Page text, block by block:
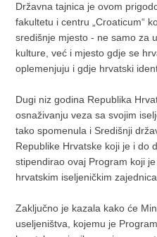
Državna tajnica je ovom
fakultetu i centru „Croaticum“
središnje mjesto - ne samo za
kulture, već i mjesto gdje se
oplemenjuju i gdje hrvatski
Dugi niz godina Republika
osnaživanju veza sa svojim
tako spomenula i Središnji
Republike Hrvatske koji je i do
stipendirao ovaj Program koji
hrvatskim iseljeničkim
Zaključno je kazala kako će
useljeništva, kojemu je